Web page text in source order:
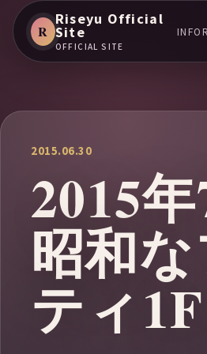
R
Riseyu Official
Site
OFFICIAL SITE
2015.06.30
2015
昭和
ティ